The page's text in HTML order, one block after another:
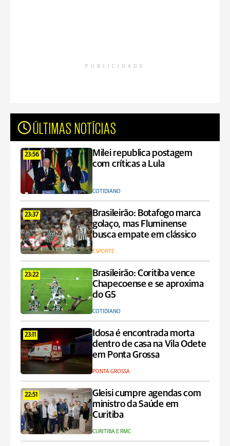
PUBLICIDADE
ÚLTIMAS NOTÍCIAS
23:56
Milei republica postagem
com críticas a Lula
COTIDIANO
23:37
Brasileirão: Botafogo marca
golaço, mas Fluminense
busca empate em clássico
ESPORTE
23:22
Brasileirão: Coritiba vence
Chapecoense e se aproxima
do G5
COTIDIANO
23:11
Idosa é encontrada morta
dentro de casa na Vila Odete
em Ponta Grossa
PONTA GROSSA
22:51
Gleisi cumpre agendas com
ministro da Saúde em
Curitiba
CURITIBA E RMC